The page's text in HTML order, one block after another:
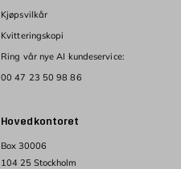
Hovedkontoret
Box 30006
104 25 Stockholm
Kjøpsvilkår
Kvitteringskopi
Ring vår nye AI kundeservice:
00 47 23 50 98 86